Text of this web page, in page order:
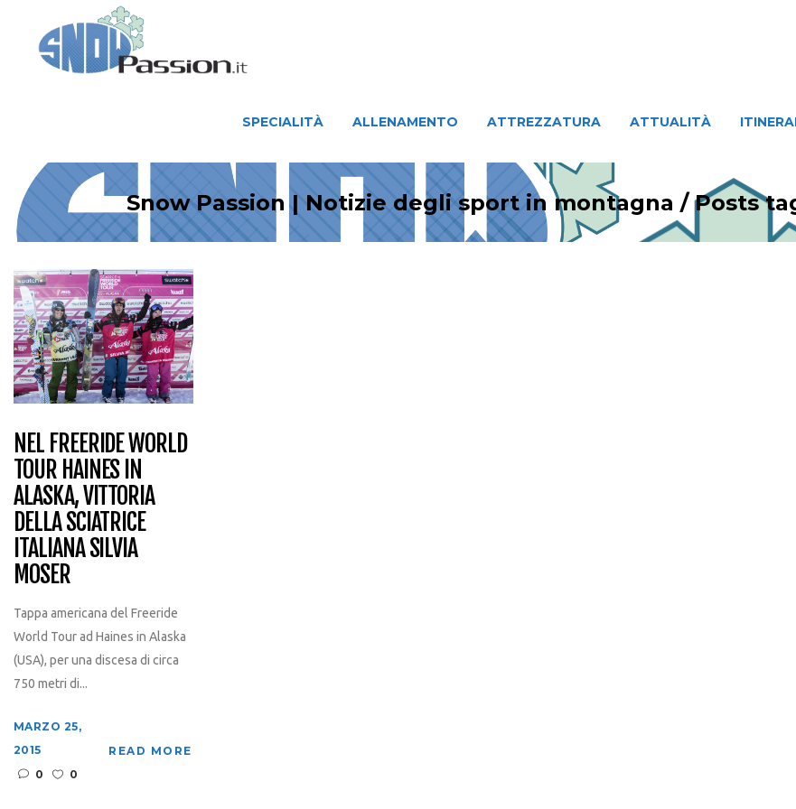
SPECIALITÀ ALLENAMENTO ATTREZZATURA ATTUALITÀ
Snow Passion | Notizie degli sport in montagna /Posts
NEL FREERIDE WORLD
TOUR HAINES IN
ALASKA, VITTORIA
DELLA SCIATRICE
ITALIANA SILVIA
MOSER
Tappa americana del Freeride
World Tour ad Haines in Alaska
(USA), per una discesa di circa
750 metri di...
MARZO 25,
2015
0
0
READ MORE